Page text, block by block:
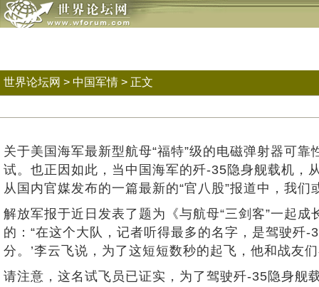
世界论坛网 > 中国军情 > 正文
关于美国海军最新型航母“福特”级的电磁弹射器可
试。也正因如此，当中国海军的歼-35隐身舰载机，
从国内官媒发布的一篇最新的“官八股”报道中，我
解放军报于近日发表了题为《与航母“三剑客”一起
的：“在这个大队，记者听得最多的名字，是驾驶
分。’李云飞说，为了这短短数秒的起飞，他和战友
请注意，这名试飞员已证实，为了驾驶歼-35隐身舰